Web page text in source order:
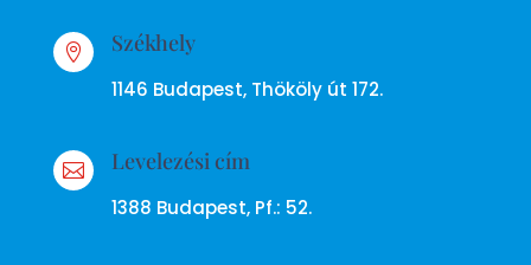
 Székhely
1146 Budapest, Thököly út 172.
 Levelezési cím
1388 Budapest, Pf.: 52.